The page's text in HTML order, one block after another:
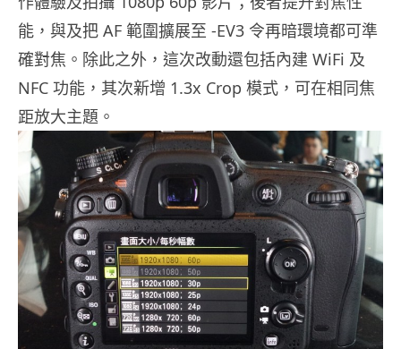
能，與及把 AF 範圍擴展至 -EV3 令再暗環境都可準
確對焦。除此之外，這次改動還包括內建 WiFi 及
NFC 功能，其次新增 1.3x Crop 模式，可在相同焦
距放大主題。